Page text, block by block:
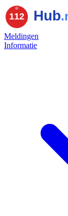
Meldingen
Informatie